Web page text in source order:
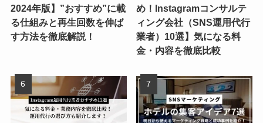
2024年版】”おすすめ”に載
る仕組みと再生回数を伸ば
す方法を徹底解説！
め！Instagramコンサルテ
ィング会社（SNS運用代行
業者）10選】気になる料
金・内容を徹底比較